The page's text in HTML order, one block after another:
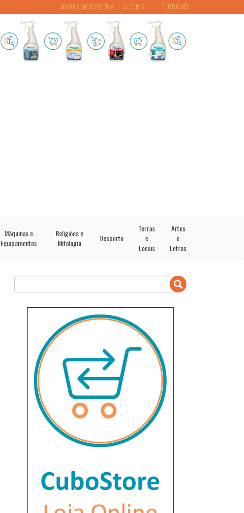
PORTUGUÊS
SOBRE A ENCICLOPÉDIA AUTORES
Máquinas e
Equipamentos
Religiões e
Mitologia
Desporto
Terras
e
Locais
Artes
e
Letras